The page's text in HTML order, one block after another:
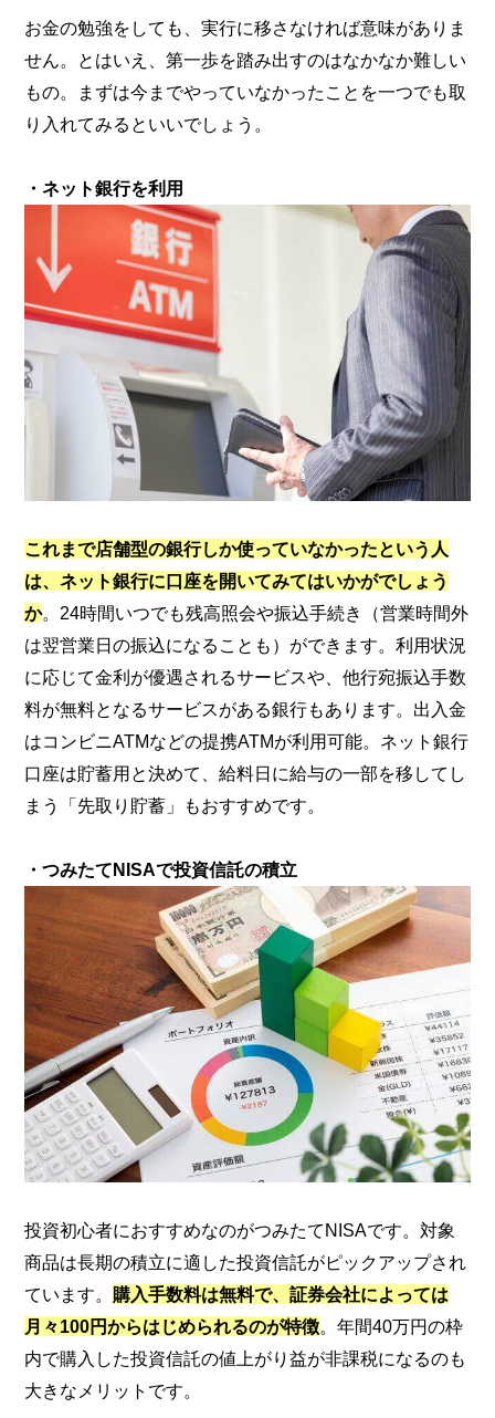
お金の勉強をしても、実行に移さなければ意味がありま
せん。とはいえ、第一歩を踏み出すのはなかなか難しい
もの。まずは今までやっていなかったことを一つでも取
り入れてみるといいでしょう。
・ネット銀行を利用
これまで店舗型の銀行しか使っていなかったという人
は、ネット銀行に口座を開いてみてはいかがでしょう
か。24時間いつでも残高照会や振込手続き（営業時間外
は翌営業日の振込になることも）ができます。利用状況
に応じて金利が優遇されるサービスや、他行宛振込手数
料が無料となるサービスがある銀行もあります。出入金
はコンビニATMなどの提携ATMが利用可能。ネット銀行
口座は貯蓄用と決めて、給料日に給与の一部を移してし
まう「先取り貯蓄」もおすすめです。
・つみたてNISAで投資信託の積立
投資初心者におすすめなのがつみたてNISAです。対象
商品は長期の積立に適した投資信託がピックアップされ
ています。 購入手数料は無料で、証券会社によっては
月々100円からはじめられるのが特徴。年間40万円の枠
内で購入した投資信託の値上がり益が非課税になるのも
大きなメリットです。